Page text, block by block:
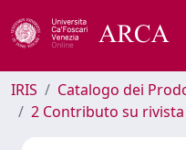
IRIS
Catalogo dei
2 Contributo su rivista